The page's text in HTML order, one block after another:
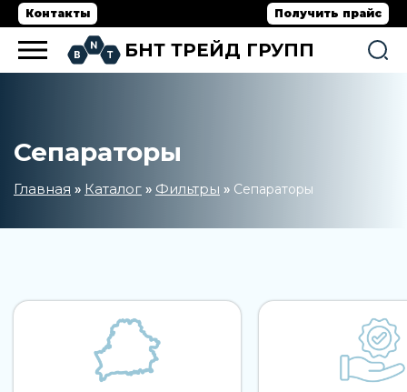
Контакты Получить прайс
БНТ ТРЕЙД ГРУПП
Сепараторы
Главная » Каталог » Фильтры » Сепараторы